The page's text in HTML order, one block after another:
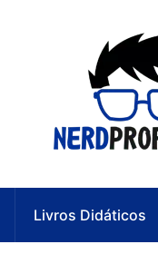
Livros Didáticos